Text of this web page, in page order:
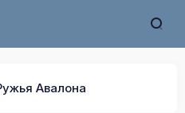
Авалона